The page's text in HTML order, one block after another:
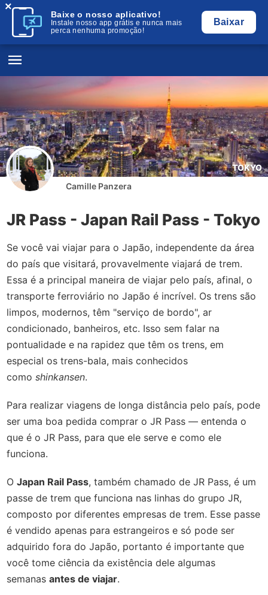
Baixe o nosso aplicativo!
Instale nosso app grátis e nunca mais
perca nenhuma promoção!
Baixar
×
TOKYO
Camille Panzera
JR Pass - Japan Rail Pass - Tokyo
Se você vai viajar para o Japão, independente da área
do país que visitará, provavelmente viajará de trem.
Essa é a principal maneira de viajar pelo país, afinal, o
transporte ferroviário no Japão é incrível. Os trens são
limpos, modernos, têm "serviço de bordo", ar
condicionado, banheiros, etc. Isso sem falar na
pontualidade e na rapidez que têm os trens, em
especial os trens-bala, mais conhecidos
comoshinkansen.
Para realizar viagens de longa distância pelo país, pode
ser uma boa pedida comprar o JR Pass — entenda o
que é o JR Pass, para que ele serve e como ele
funciona.
OJapan Rail Pass, também chamado de JR Pass, é um
passe de trem que funciona nas linhas do grupo JR,
composto por diferentes empresas de trem. Esse passe
é vendido apenas para estrangeiros e só pode ser
adquirido fora do Japão, portanto é importante que
você tome ciência da existência dele algumas
semanasantes de viajar.